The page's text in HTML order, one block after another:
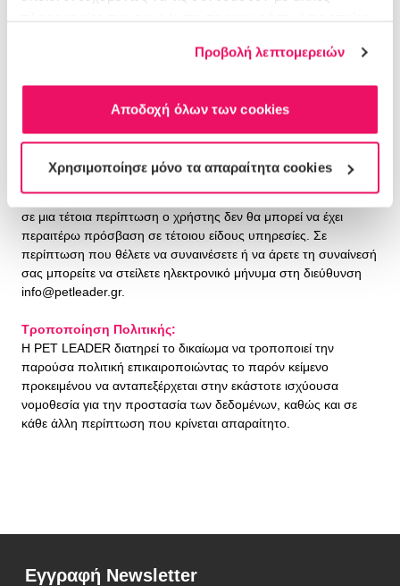
Προβολή λεπτομερειών
Αποδοχή όλων των cookies
Χρησιμοποίησε μόνο τα απαραίτητα cookies
λαμβάνουν οποιαδήποτε πληροφορία ή να λαμβάνουν γνώση
χρησιμοποιούνται αποκλειστικά και μόνο για τη διευκόλυνση
πρόσβασης του χρήστη σε συγκεκριμένα προϊόντα ή/και
καθορίζονται οι περιοχές στις οποίες τα προϊόντα ή/και οι
υπηρεσίες της PET LEADER είναι δημοφιλή ή για λόγους
marketing. Η PET LEADER δίνει το δικαίωμα στους χρήστες να
δηλώσουν την αντίθεσή τους στη χρήση μηχανισμών cookies,
σε μια τέτοια περίπτωση ο χρήστης δεν θα μπορεί να έχει
περαιτέρω πρόσβαση σε τέτοιου είδους υπηρεσίες. Σε
περίπτωση που θέλετε να συναινέσετε ή να άρετε τη συναίνεσή
σας μπορείτε να στείλετε ηλεκτρονικό μήνυμα στη διεύθυνση
info@petleader.gr.
Τροποποίηση Πολιτικής:
Η PET LEADER διατηρεί το δικαίωμα να τροποποιεί την
παρούσα πολιτική επικαιροποιώντας το παρόν κείμενο
προκειμένου να ανταπεξέρχεται στην εκάστοτε ισχύουσα
νομοθεσία για την προστασία των δεδομένων, καθώς και σε
κάθε άλλη περίπτωση που κρίνεται απαραίτητο.
Εγγραφή Newsletter